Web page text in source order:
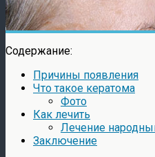
Содержание:
Причины появления
Что такое кератома
Фото
Как лечить
Лечение
Заключение